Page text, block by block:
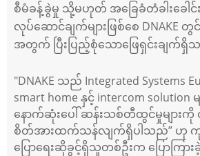
စီမံခန့်ခွဲမှု သို့မဟုတ် အခြေခံတံခါးခေါင်
လုပ်ဆောင်ချက်များဖြစ်စေ DNAKE
အတွက် ပြီးပြည့်စုံသောဖြေရှင်းချက်ရှိ
"DNAKE သည် Integrated Systems
smart home နှင့် intercom solution
နောက်ဆုံးပေါ် ဆန်းသစ်တီထွင်မှုများ
စိတ်အားထက်သန်လျက်ရှိပါသည်” ဟု
ပြောရေးဆိုခွင့်ရှိသူတစ်ဦးက ပြောကြ